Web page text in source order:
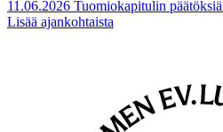
11.06.2026 Tuomiokapitulin
Lisää ajankohtaista